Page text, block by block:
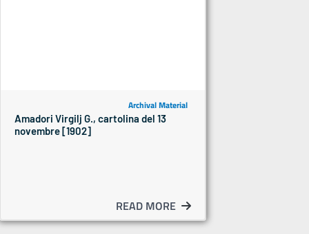
Archival Material
Amadori Virgilj G., cartolina del 13
novembre [1902]
READ MORE